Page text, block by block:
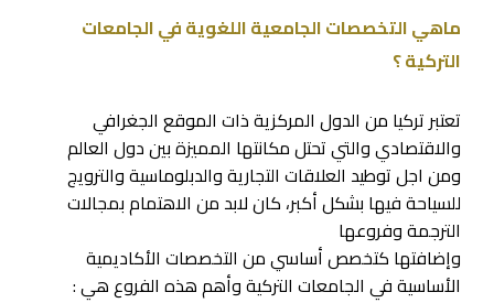
ماهي التخصصات الجامعية اللغوية في الجامعات
التركية ؟
تعتبر تركيا من الدول المركزية ذات الموقع الجغرافي
والاقتصادي والتي تحتل مكانتها المميزة بين دول العالم
ومن اجل توطيد العلاقات التجارية والدبلوماسية والترويج
للسياحة فيها بشكل أكبر، كان لابد من الاهتمام بمجالات
الترجمة وفروعها
وإضافتها كتخصص أساسي من التخصصات الأكاديمية
الأساسية في الجامعات التركية وأهم هذه الفروع هي :